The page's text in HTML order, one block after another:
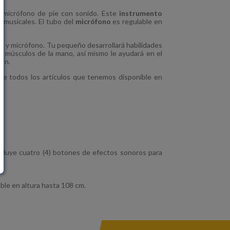
micrófono de pie con sonido. Este instrumento
El tubo del micrófono es regulable en
y micrófono. Tu pequeño desarrollará habilidades
de la mano, así mismo le ayudará en el
todos los artículos que tenemos disponible en
cuatro (4) botones de efectos sonoros para
en altura hasta 108 cm.